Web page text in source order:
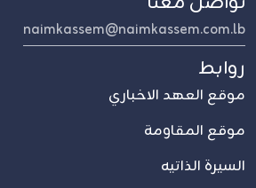
naimkassem@naimkassem.com.lb
روابط
موقع العهد الاخباري
موقع المقاومة
السيرة الذاتيه